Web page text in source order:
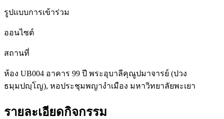
รูปแบบการเข้าร่วม
ออนไซต์
สถานที่
ห้อง UB004 อาคาร 99 ปี พระอุบาลีคุณูปมาจารย์ (ปวง
ธมฺมปญฺโญ), หอประชุมพญางำเมือง มหาวิทยาลัยพะเยา
รายละเอียดกิจกรรม